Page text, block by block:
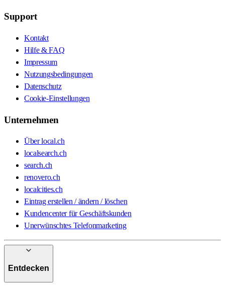
Support
Kontakt
Hilfe & FAQ
Impressum
Nutzungsbedingungen
Datenschutz
Cookie-Einstellungen
Unternehmen
Über local.ch
localsearch.ch
search.ch
renovero.ch
localcities.ch
Eintrag erstellen / ändern / löschen
Kundencenter für Geschäftskunden
Unerwünschtes Telefonmarketing
Entdecken